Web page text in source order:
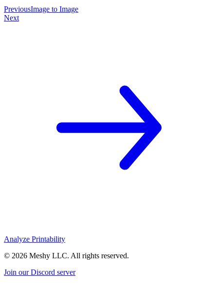
PreviousImage to Image
Next
Analyze Printability
© 2026 Meshy LLC. All rights reserved.
Join our Discord server